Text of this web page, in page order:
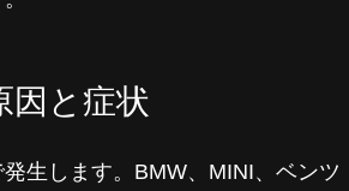
因と症状
生します。BMW、MINI、ベンツ